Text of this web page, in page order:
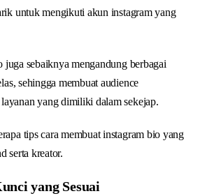
untuk mengikuti akun instagram yang
juga sebaiknya mengandung berbagai
sehingga membuat audience
yang dimiliki dalam sekejap.
tips cara membuat instagram bio yang
serta kreator.
yang Sesuai